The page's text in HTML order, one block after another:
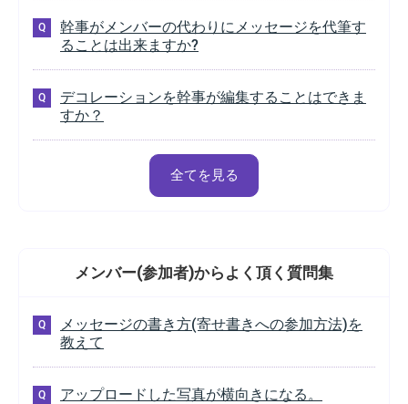
幹事がメンバーの代わりにメッセージを代筆す
ることは出来ますか?
デコレーションを幹事が編集することはできま
すか？
全てを見る
メンバー(参加者)から よく頂く質問集
メッセージの書き方(寄せ書きへの参加方法)を
教えて
アップロードした写真が横向きになる。